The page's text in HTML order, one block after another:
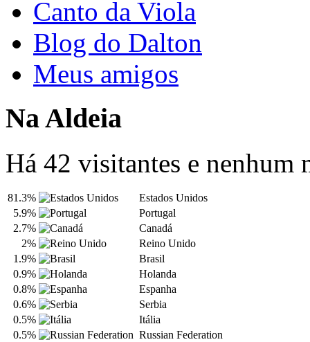
Canto da Viola
Blog do Dalton
Meus amigos
Na Aldeia
Há 42 visitantes e nenhum
81.3%
Estados Unidos
5.9%
Portugal
2.7%
Canadá
2%
Reino Unido
1.9%
Brasil
0.9%
Holanda
0.8%
Espanha
0.6%
Serbia
0.5%
Itália
0.5%
Russian Federation